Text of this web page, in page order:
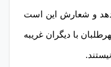
و شعارش این است
با دیگران غریبه